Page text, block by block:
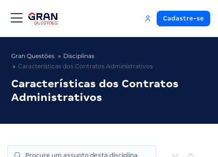
Cadastre-se
Gran Questões
Disciplinas
Características dos Contratos Administrativos
Características dos Contratos
Administrativos